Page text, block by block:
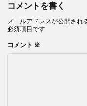
コメントを書く
メールアドレスが公開され
必須項目です
コメント ※